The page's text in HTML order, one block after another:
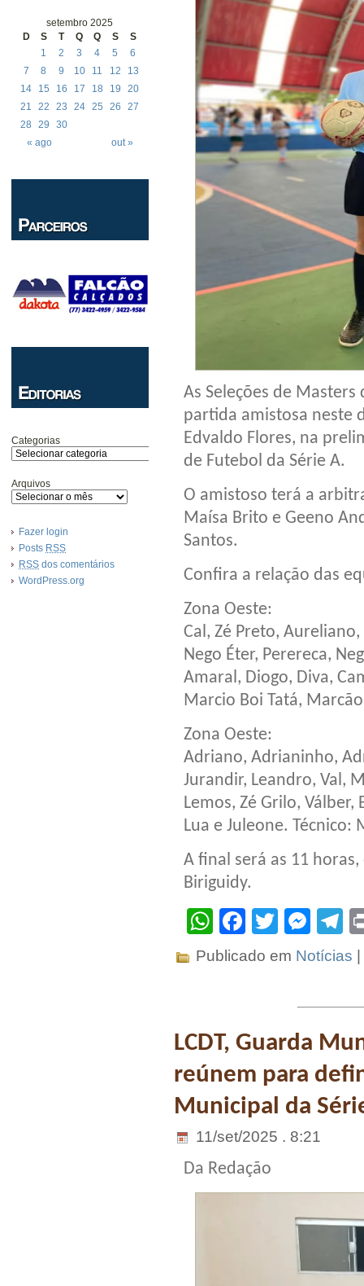
setembro 2025
D
S T Q Q S S
« ago out »
1 2 3 4 5
6
7
8 9 10 11 12
13
14
15 16 17 18 19
20
21
22 23 24 25 26
27
28
29 30
Categorias
Arquivos
Fazer login
Posts RSS
RSS dos comentários
WordPress.org
As Seleções de
partida amistosa neste
Edvaldo Flores, na
de Futebol da Série A.
O amistoso terá a
Maísa Brito e Geeno
Santos.
Confira a relação das
Zona Oeste:
Cal, Zé Preto,
Nego Éter, Perereca,
Amaral, Diogo, Diva,
Marcio Boi Tatá,
Zona Oeste:
Adriano, Adrianinho,
Jurandir, Leandro, Val,
Lemos, Zé Grilo,
Lua e Juleone. Técnico:
A final será as 11
Biriguidy.
WhatsApp
Facebook
Twitter
Publicado em Notícias
LCDT, Guarda
reúnem para
Municipal da
11/set/2025 . 8:21
Da Redação